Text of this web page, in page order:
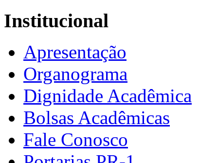
Institucional
Apresentação
Organograma
Dignidade Acadêmica
Bolsas Acadêmicas
Fale Conosco